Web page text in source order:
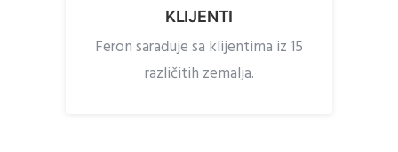
KLIJENTI
Feron sarađuje sa klijentima iz 15
različitih zemalja.